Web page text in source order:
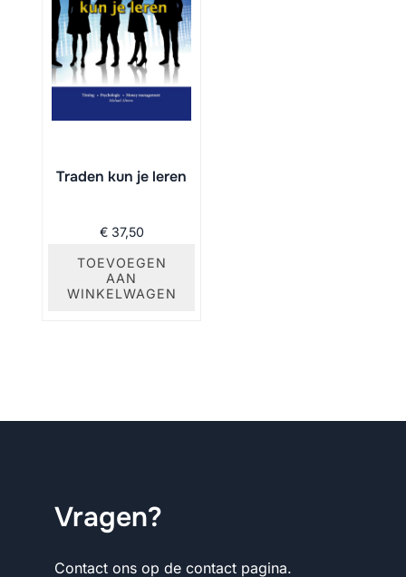
Traden kun je leren
€37,50
TOEVOEGEN
AAN
WINKELWAGEN
Vragen?
Contact ons op de contact pagina.